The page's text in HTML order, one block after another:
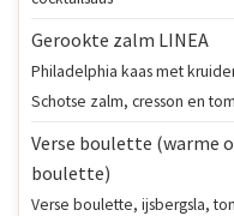
Gerookte zalm LINEA
Philadelphia kaas met
Schotse zalm, cresson en
Verse boulette (warme
boulette)
Verse boulette, ijsbergsla,